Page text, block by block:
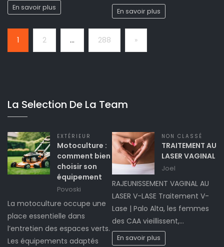
En savoir plus En savoir plus
1 2 … 288 Next
»
La Selection De La Team
EXTÉRIEUR
Motoculture :
comment bien
choisir son
équipement
Povoski
La motoculture occupe une
place essentielle dans
l’entretien des espaces verts.
Les équipements adaptés
NON CLASSÉ
TRAITEMENT AU
LASER VAGINAL
Joel
RAJEUNISSEMENT VAGINAL AU
LASER V-LASE Traitement V-
Lase | Palo Alta, les femmes
des CAA vieillissent,…
En savoir plus